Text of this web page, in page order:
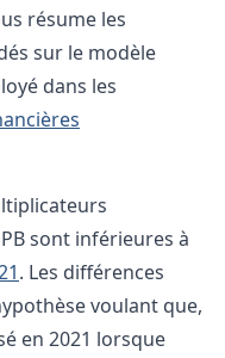
résume les
sur le modèle
dans les
sont inférieures à
. Les différences
voulant que,
en 2021 lorsque